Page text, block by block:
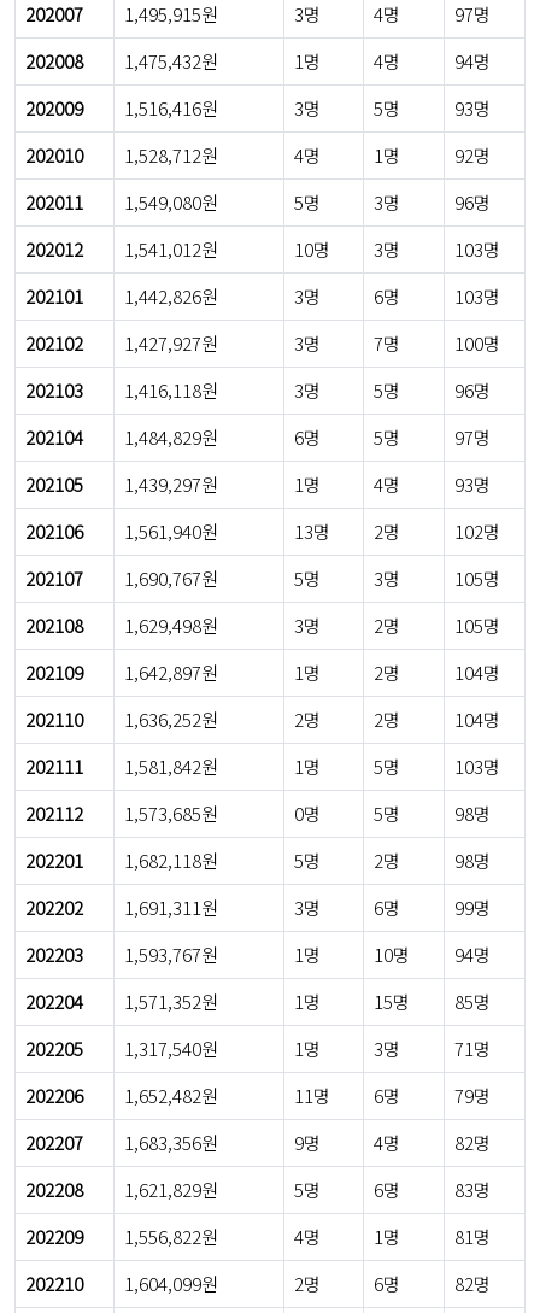
202007
1,495,915원 3명 4명
97명
202008
1,475,432원 1명 4명
94명
202009
1,516,416원 3명 5명
93명
202010
1,528,712원 4명 1명
92명
202011
1,549,080원 5명 3명
96명
202012
1,541,012원 10명 3명
103명
202101
1,442,826원 3명 6명
103명
202102
1,427,927원 3명 7명
100명
202103
1,416,118원 3명 5명
96명
202104
1,484,829원 6명 5명
97명
202105
1,439,297원 1명 4명
93명
202106
1,561,940원 13명 2명
102명
202107
1,690,767원 5명 3명
105명
202108
1,629,498원 3명 2명
105명
202109
1,642,897원 1명 2명
104명
202110
1,636,252원 2명 2명
104명
202111
1,581,842원 1명 5명
103명
202112
1,573,685원 0명 5명
98명
202201
1,682,118원 5명 2명
98명
202202
1,691,311원 3명 6명
99명
202203
1,593,767원 1명 10명
94명
202204
1,571,352원 1명 15명
85명
202205
1,317,540원 1명 3명
71명
202206
1,652,482원 11명 6명
79명
202207
1,683,356원 9명 4명
82명
202208
1,621,829원 5명 6명
83명
202209
1,556,822원 4명 1명
81명
202210
1,604,099원 2명 6명 82명